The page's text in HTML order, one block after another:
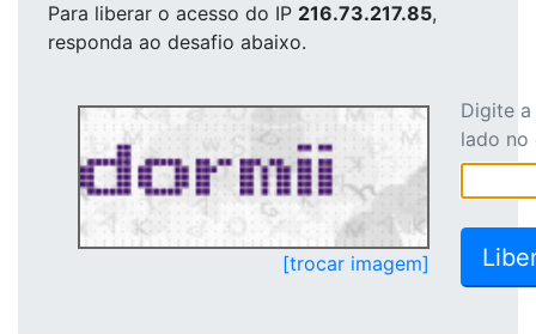
Para liberar o acesso do IP 216.73.217.85,
responda ao desafio abaixo.
[trocar imagem]
Digite
lado no